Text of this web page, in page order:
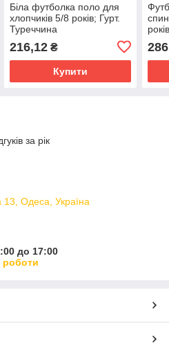
Біла футболка поло для
хлопчиків 5/8 років; Гурт.
Туреччина
216,12₴
Купити
за рік
Одеса, Україна
до 17:00
роботи